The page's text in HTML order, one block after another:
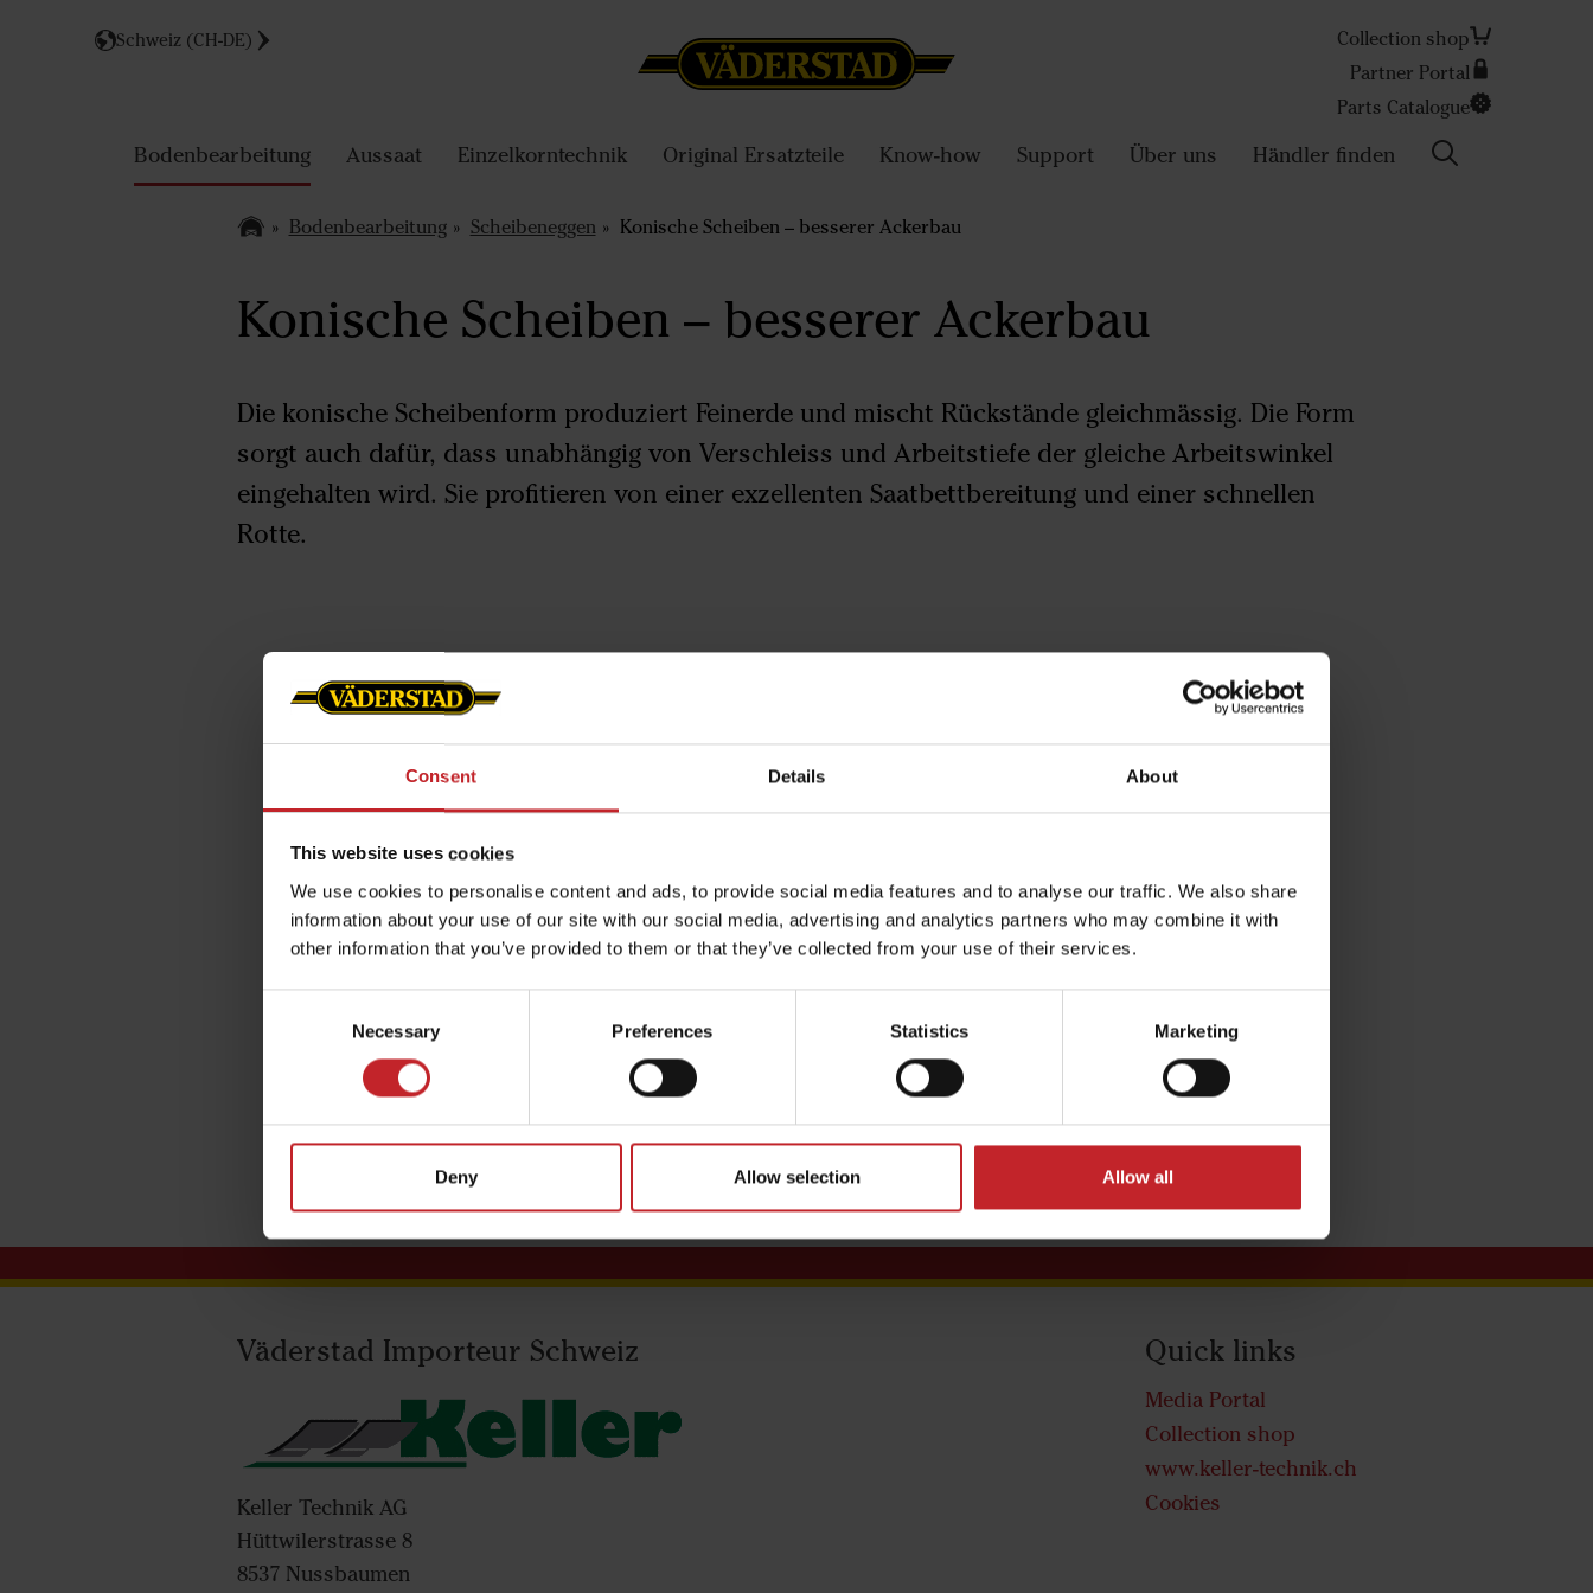
Consent Details About
This website uses cookies
We use cookies to personalise content and ads, to provide social media features and to analyse our traffic. We also share
information about your use of our site with our social media, advertising and analytics partners who may combine it with
other information that you’ve provided to them or that they’ve collected from your use of their services.
Necessary Preferences Statistics Marketing
Deny Allow selection Allow all
Schweiz (CH-DE)
Collection shop
Partner Portal
Parts Catalogue
Bodenbearbeitung Aussaat Einzelkorntechnik Original Ersatzteile Know-how Support Über uns Händler finden
Bodenbearbeitung Scheibeneggen Konische Scheiben – besserer Ackerbau
Konische Scheiben – besserer Ackerbau
Die konische Scheibenform produziert Feinerde und mischt Rückstände gleichmässig. Die Form
sorgt auch dafür, dass unabhängig von Verschleiss und Arbeitstiefe der gleiche Arbeitswinkel
eingehalten wird. Sie profitieren von einer exzellenten Saatbettbereitung und einer schnellen
Rotte.
Erfahren Sie mehr
Schwedischer Stahl -
Schwedische Qualität
Väderstad Importeur Schweiz
Keller Technik AG
Hüttwilerstrasse 8
8537 Nussbaumen
Quick links
Media Portal
Collection shop
www.keller-technik.ch
Cookies